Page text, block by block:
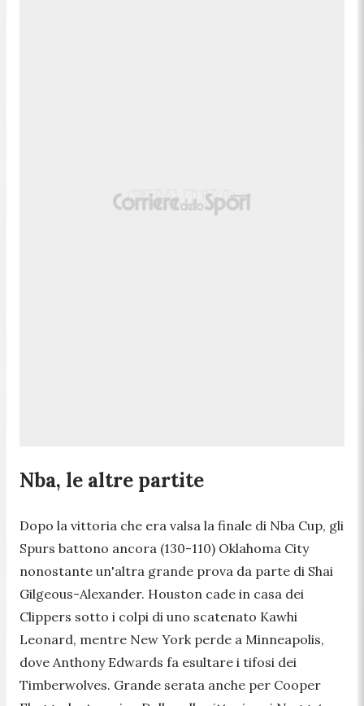
Nba, le altre partite
Dopo la vittoria che era valsa la finale di Nba Cup, gli
Spurs battono ancora (130-110) Oklahoma City
nonostante un'altra grande prova da parte di Shai
Gilgeous-Alexander. Houston cade in casa dei
Clippers sotto i colpi di uno scatenato Kawhi
Leonard, mentre New York perde a Minneapolis,
dove Anthony Edwards fa esultare i tifosi dei
Timberwolves. Grande serata anche per Cooper